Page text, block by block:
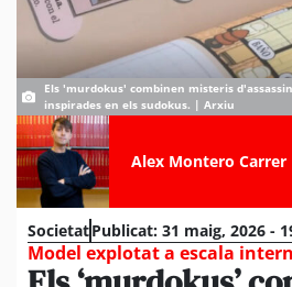
Els 'murdokus' combinen misteris
inspirades en els sudokus. | Arxiu
Alex Montero Carrer
SocietatPublicat: 31 maig, 2026 -
Model explotat a escala